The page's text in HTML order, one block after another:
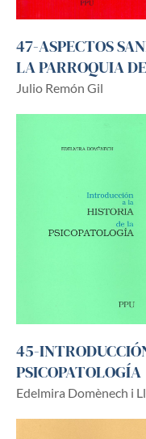
47-ASPECTOS
LA PARROQUIA
Julio Remón Gil
45-
PSICOPATOLOGÍA
Edelmira Domènech i